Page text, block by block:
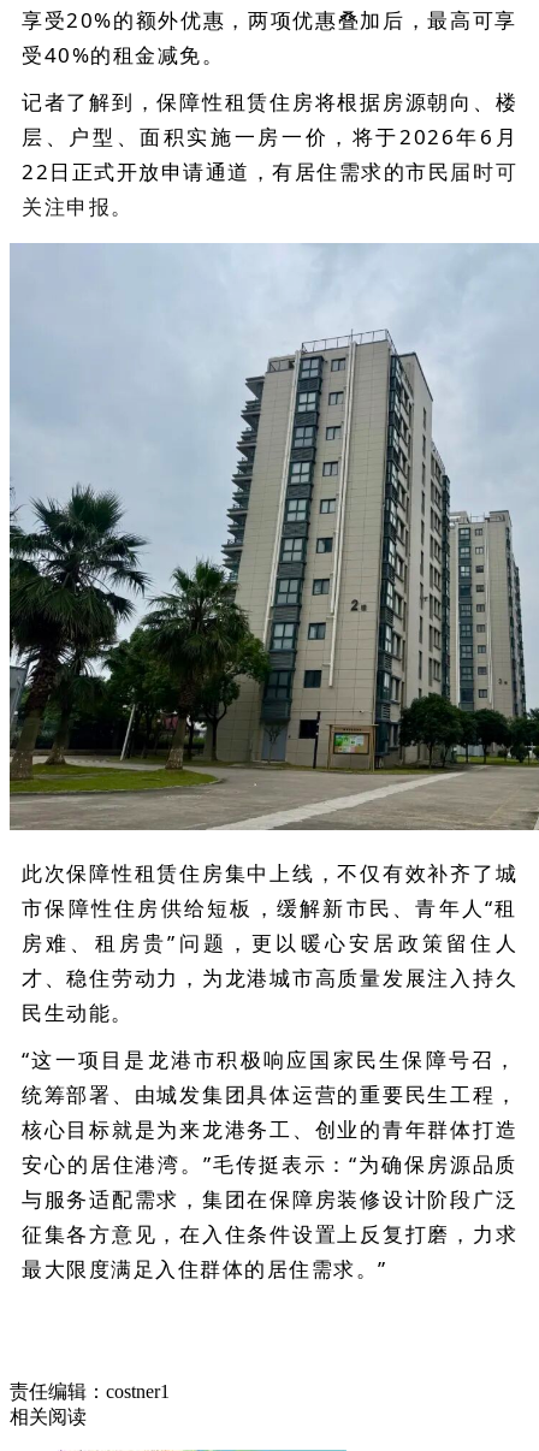
享受20%的额外优惠，两项优惠叠加后，最高可享
受40%的租金减免。
记者了解到，保障性租赁住房将根据房源朝向、楼
层、户型、面积实施一房一价，将于2026年6月
22日正式开放申请通道，有居住需求的市民届时可
关注申报。
此次保障性租赁住房集中上线，不仅有效补齐了城
市保障性住房供给短板，缓解新市民、青年人“租
房难、租房贵”问题，更以暖心安居政策留住人
才、稳住劳动力，为龙港城市高质量发展注入持久
民生动能。
“这一项目是龙港市积极响应国家民生保障号召，
统筹部署、由城发集团具体运营的重要民生工程，
核心目标就是为来龙港务工、创业的青年群体打造
安心的居住港湾。”毛传挺表示：“为确保房源品质
与服务适配需求，集团在保障房装修设计阶段广泛
征集各方意见，在入住条件设置上反复打磨，力求
最大限度满足入住群体的居住需求。”
责任编辑：costner1
相关阅读